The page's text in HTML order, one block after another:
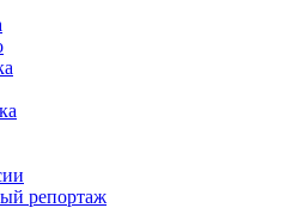
репортаж